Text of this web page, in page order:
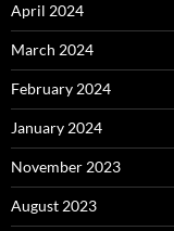
April 2024
March 2024
February 2024
January 2024
November 2023
August 2023